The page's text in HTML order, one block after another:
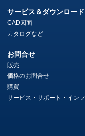
サービス＆ダウンロード
CAD図面
カタログなど
お問合せ
販売
価格のお問合せ
購買
サービス・サポート・イン